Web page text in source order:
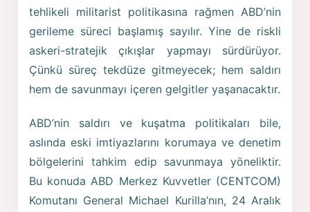
tehlikeli militarist politikasına rağmen ABD’nin
gerileme süreci başlamış sayılır. Yine de riskli
askeri-stratejik çıkışlar yapmayı sürdürüyor.
Çünkü süreç tekdüze gitmeyecek; hem saldırı
hem de savunmayı içeren gelgitler yaşanacaktır.
ABD’nin saldırı ve kuşatma politikaları bile,
aslında eski imtiyazlarını korumaya ve denetim
bölgelerini tahkim edip savunmaya yöneliktir.
Bu konuda ABD Merkez Kuvvetler (CENTCOM)
Komutanı General Michael Kurilla’nın, 24 Aralık